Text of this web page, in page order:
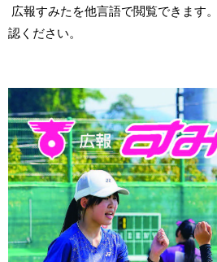
広報すみたを他言語で閲覧できます
認ください。